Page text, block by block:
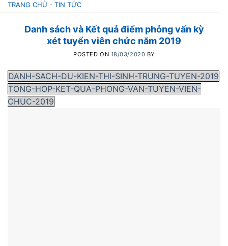
TRANG CHỦ - TIN TỨC
Danh sách và Kết quả điểm phỏng vấn kỳ
xét tuyển viên chức năm 2019
POSTED ON 18/03/2020 BY
DANH-SACH-DU-KIEN-THI-SINH-TRUNG-TUYEN-2019
TONG-HOP-KET-QUA-PHONG-VAN-TUYEN-VIEN-
CHUC-2019